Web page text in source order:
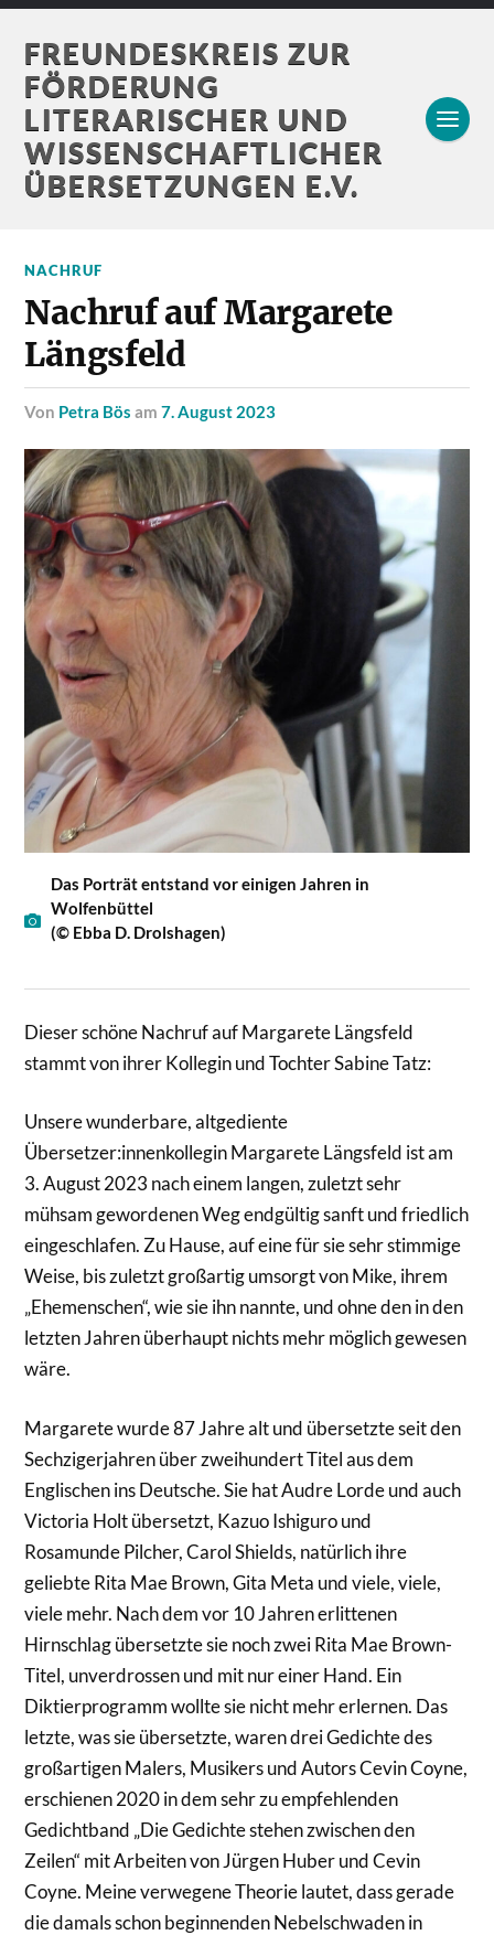
FREUNDESKREIS ZUR
FÖRDERUNG
LITERARISCHER UND
WISSENSCHAFTLICHER
ÜBERSETZUNGEN E.V.
NACHRUF
Nachruf auf Margarete
Längsfeld
von Petra Bös am7. August 2023
Das Porträt entstand vor einigen Jahren in
Wolfenbüttel
(© Ebba D. Drolshagen)
Dieser schöne Nachruf auf Margarete Längsfeld
stammt von ihrer Kollegin und Tochter Sabine Tatz:
Unsere wunderbare, altgediente
Übersetzer:innenkollegin Margarete Längsfeld ist am
3. August 2023 nach einem langen, zuletzt sehr
mühsam gewordenen Weg endgültig sanft und friedlich
eingeschlafen. Zu Hause, auf eine für sie sehr stimmige
Weise, bis zuletzt großartig umsorgt von Mike, ihrem
„Ehemenschen“, wie sie ihn nannte, und ohne den in den
letzten Jahren überhaupt nichts mehr möglich gewesen
wäre.
Margarete wurde 87 Jahre alt und übersetzte seit den
Sechzigerjahren über zweihundert Titel aus dem
Englischen ins Deutsche. Sie hat Audre Lorde und auch
Victoria Holt übersetzt, Kazuo Ishiguro und
Rosamunde Pilcher, Carol Shields, natürlich ihre
geliebte Rita Mae Brown, Gita Meta und viele, viele,
viele mehr. Nach dem vor 10 Jahren erlittenen
Hirnschlag übersetzte sie noch zwei Rita Mae Brown-
Titel, unverdrossen und mit nur einer Hand. Ein
Diktierprogramm wollte sie nicht mehr erlernen. Das
letzte, was sie übersetzte, waren drei Gedichte des
großartigen Malers, Musikers und Autors Cevin Coyne,
erschienen 2020 in dem sehr zu empfehlenden
Gedichtband „Die Gedichte stehen zwischen den
Zeilen“ mit Arbeiten von Jürgen Huber und Cevin
Coyne. Meine verwegene Theorie lautet, dass gerade
die damals schon beginnenden Nebelschwaden in